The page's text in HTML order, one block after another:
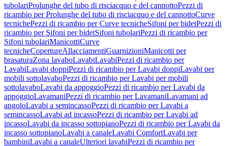
tubolariProlunghe del tubo di risciacquo e del cannottoPezzi di
ricambio per Prolunghe del tubo di risciacquo e del cannottoCurve
tecnichePezzi di ricambio per Curve tecnicheSifoni per bidetPezzi di
ricambio per Sifoni per bidetSifoni tubolariPezzi di ricambio per
Sifoni tubolariManicottiCurve
tecnicheCopertureAllacciamentiGuarnizioniManicotti per
brasaturaZona lavaboLavabiLavabiPezzi di ricambio per
LavabiLavabi doppiPezzi di ricambio per Lavabi doppiLavabi per
mobili sottolavaboPezzi di ricambio per Lavabi per mobili
sottolavaboLavabi da appoggioPezzi di ricambio per Lavabi da
appoggioLavamaniPezzi di ricambio per LavamaniLavamani ad
angoloLavabi a semincassoPezzi di ricambio per Lavabi a
semincassoLavabi ad incassoPezzi di ricambio per Lavabi ad
incassoLavabi da incasso sottopianoPezzi di ricambio per Lavabi da
incasso sottopianoLavabi a canaleLavabi ComfortLavabi per
bambiniLavabi a canaleUlteriori lavabiPezzi di ricambio per